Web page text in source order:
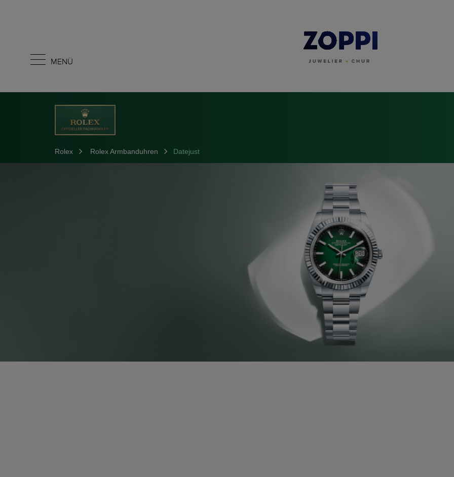
MENÜ
Rolex Rolex Armbanduhren Datejust